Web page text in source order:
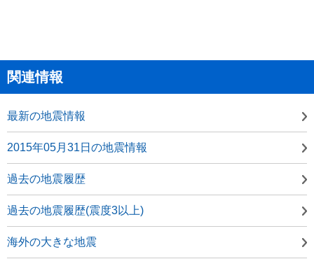
関連情報
最新の地震情報
2015年05月31日の地震情報
過去の地震履歴
過去の地震履歴(震度3以上)
海外の大きな地震